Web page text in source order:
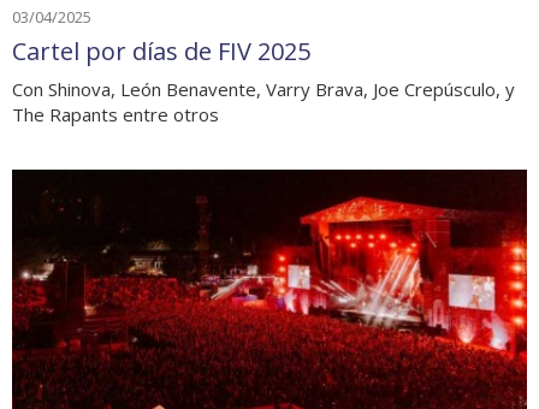
03/04/2025
Cartel por días de FIV 2025
Con Shinova, León Benavente, Varry Brava, Joe Crepúsculo, y
The Rapants entre otros